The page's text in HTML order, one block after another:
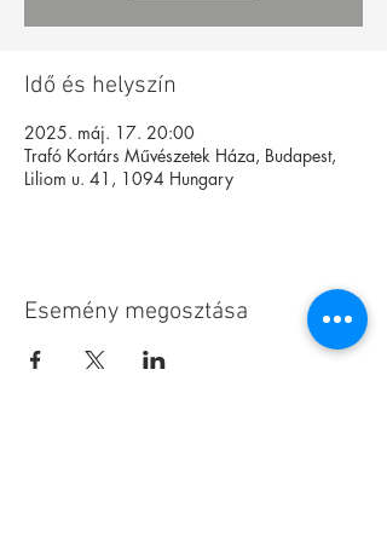
Idő és helyszín
2025. máj. 17. 20:00
Trafó Kortárs Művészetek Háza, Budapest,
Liliom u. 41, 1094 Hungary
Esemény megosztása